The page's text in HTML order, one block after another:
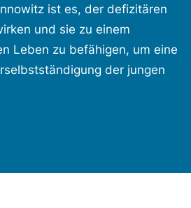
ist es, der defizitären
und sie zu einem
Leben zu befähigen, um eine
der jungen